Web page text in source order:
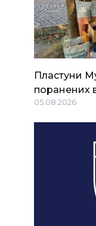
Пластуни
поранених
05.08.2026